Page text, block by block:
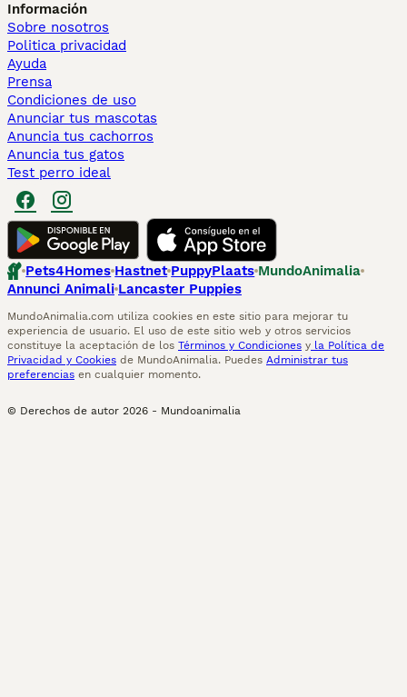
Información
Sobre nosotros
Politica privacidad
Ayuda
Prensa
Condiciones de uso
Anunciar tus mascotas
Anuncia tus cachorros
Anuncia tus gatos
Test perro ideal
Pets4Homes Hastnet PuppyPlaats MundoAnimalia
Annunci Animali Lancaster Puppies
MundoAnimalia.com utiliza cookies en este sitio para mejorar tu
experiencia de usuario. El uso de este sitio web y otros servicios
constituye la aceptación de los Términos y Condiciones y la Política de
Privacidad y Cookies de MundoAnimalia. Puedes Administrar tus
preferencias en cualquier momento.
© Derechos de autor 2026 - Mundoanimalia